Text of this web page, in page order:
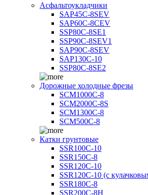
Асфальтоукладчики
SAP45С-8SEV
SAP60C-8CEV
SSP80C-8SE1
SSP90C-8SEV1
SAP90C-8SEV
SAP130C-10
SSP80C-8SE2
Дорожные холодные фрезы
SCM1000C-8
SCM2000C-8S
SCM1300C-8
SCM500C-8
Катки грунтовые
SSR100C-10
SSR150C-8
SSR120C-10
SSR120C-10 (с
SSR180C-8
SSR200C-8H